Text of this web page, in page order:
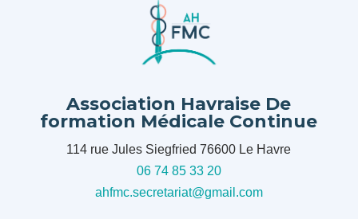
Association Havraise De
formation Médicale Continue
114 rue Jules Siegfried 76600 Le Havre
06 74 85 33 20
ahfmc.secretariat@gmail.com